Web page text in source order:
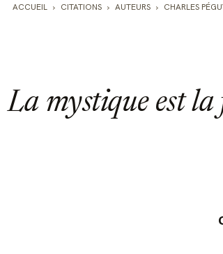
ACCUEIL CITATIONS AUTEURS CHARLES
La mystique est la